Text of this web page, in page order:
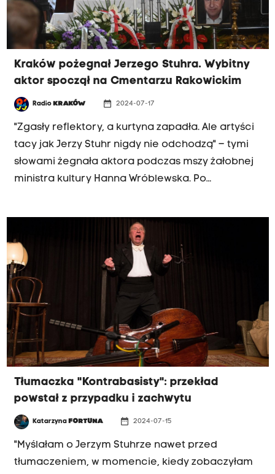
Kraków pożegnał Jerzego Stuhra. Wybitny
aktor spoczął na Cmentarzu Rakowickim
Radio KRAKÓW date_range 2024-07-17
"Zgasły reflektory, a kurtyna zapadła. Ale artyści
tacy jak Jerzy Stuhr nigdy nie odchodzą" – tymi
słowami żegnała aktora podczas mszy żałobnej
ministra kultury Hanna Wróblewska. Po
Rakowicki, gdzie Jerzy Stuhr spoczął w grobowcu
rodzinnym. Mszę w intencji artysty odprawił
kardynał Grzegorz Ryś. Wybitny aktor i reżyser
filmowy oraz teatralny, profesor sztuki, pisarz i
pedagog, wieloletni rektor krakowskiej szkoły
teatralnej zmarł 9 lipca. Miał 77 lat.
Tłumaczka "Kontrabasisty": przekład
powstał z przypadku i zachwytu
Katarzyna FORTUNA date_range 2024-07-15
"Myślałam o Jerzym Stuhrze nawet przed
tłumaczeniem, w momencie, kiedy zobaczyłam